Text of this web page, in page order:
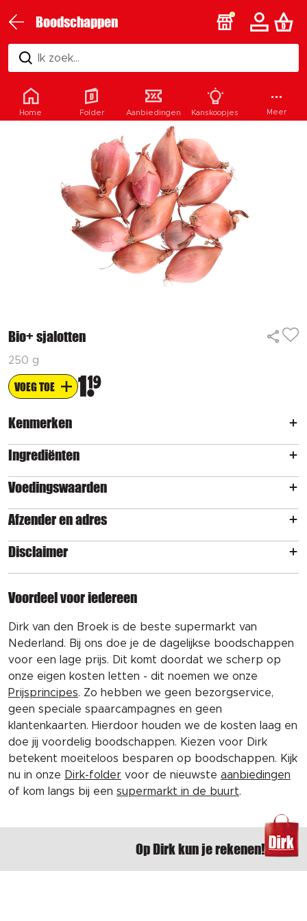
Boodschappen
Ik zoek...
Bio+ sjalotten
250 g
VOEG TOE 1 19
Kenmerken
Ingrediënten
Voedingswaarden
Afzender en adres
Disclaimer
Voordeel voor iedereen
Dirk van den Broek is de beste supermarkt van
Nederland. Bij ons doe je de dagelijkse boodschappen
voor een lage prijs. Dit komt doordat we scherp op
onze eigen kosten letten - dit noemen we onze
Prijsprincipes. Zo hebben we geen bezorgservice,
geen speciale spaarcampagnes en geen
klantenkaarten. Hierdoor houden we de kosten laag en
doe jij voordelig boodschappen. Kiezen voor Dirk
betekent moeiteloos besparen op boodschappen. Kijk
nu in onze Dirk-folder voor de nieuwste aanbiedingen
of kom langs bij een supermarkt in de buurt.
Op Dirk kun je rekenen!
Home Folder Aanbiedingen Kanskoopjes Meer